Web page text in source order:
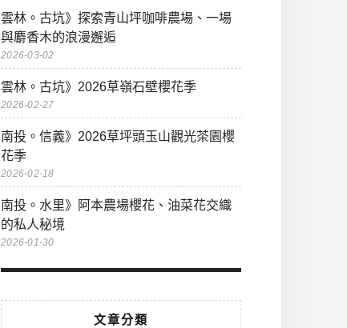
雲林。古坑》探索青山坪咖啡農場、一場
與麝香木的浪漫邂逅
2026-03-02
雲林。古坑》2026草嶺石壁櫻花季
2026-02-27
南投。信義》2026草坪頭玉山觀光茶園櫻
花季
2026-02-18
南投。水里》阿本農場櫻花、油菜花交織
的私人秘境
2026-01-30
文章分類